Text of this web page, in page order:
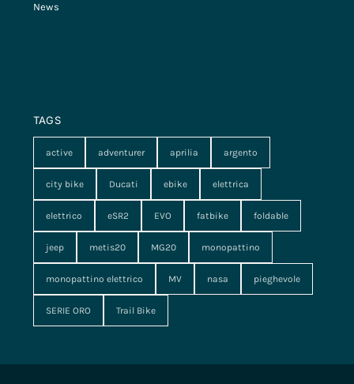
News
TAGS
active adventurer aprilia argento
city bike Ducati ebike elettrica
elettrico eSR2 EVO fatbike foldable
jeep metis20 MG20 monopattino
monopattino elettrico MV nasa pieghevole
SERIE ORO Trail Bike